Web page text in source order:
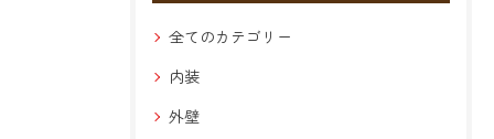
全てのカテゴリー
内装
外壁